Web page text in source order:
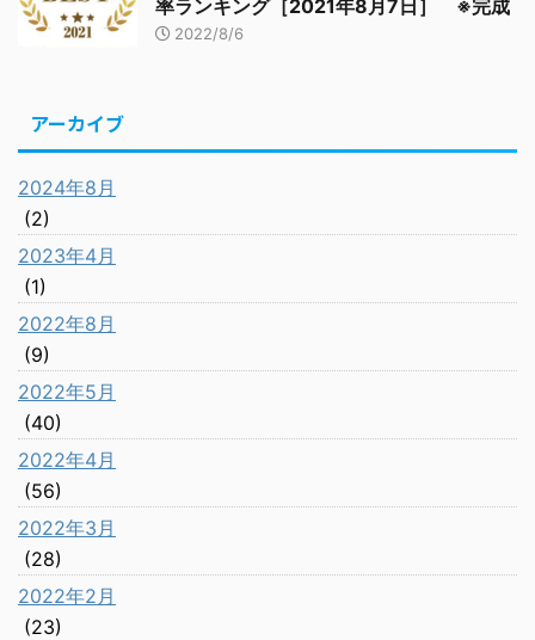
率ランキング［2021年8月7日］ ※完成
2022/8/6
アーカイブ
2024年8月
(2)
2023年4月
(1)
2022年8月
(9)
2022年5月
(40)
2022年4月
(56)
2022年3月
(28)
2022年2月
(23)